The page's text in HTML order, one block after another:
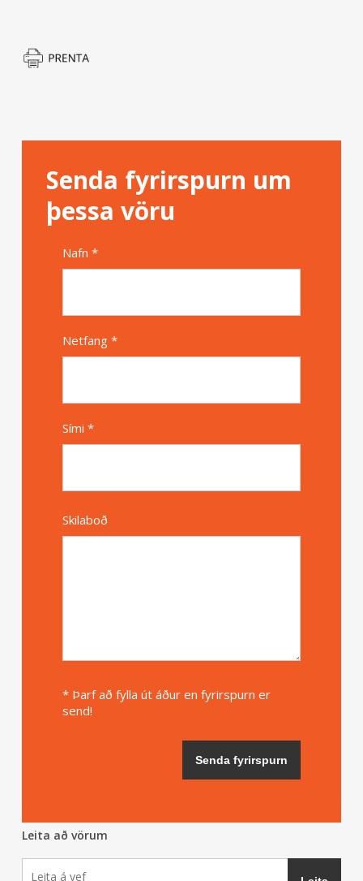
Senda fyrirspurn um
þessa vöru
Nafn *
Netfang *
Sími *
Skilaboð
* Þarf að fylla út áður en fyrirspurn er
send!
Leita að vörum